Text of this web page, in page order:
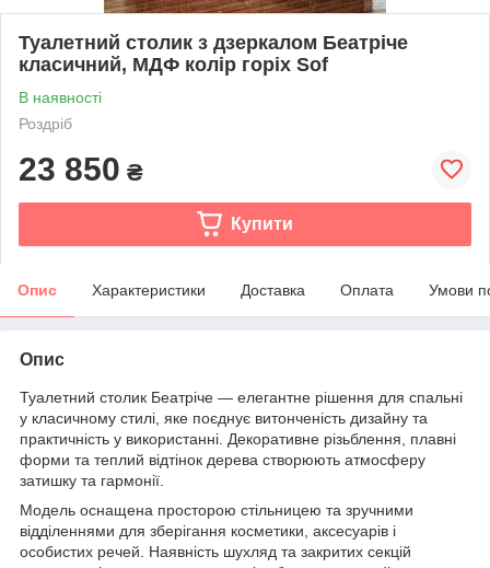
Туалетний столик з дзеркалом Беатріче
класичний, МДФ колір горіх Sof
В наявності
Роздріб
23 850 ₴
Купити
Опис Характеристики Доставка Оплата Умови
Опис
Туалетний столик Беатріче — елегантне рішення для спальні
у класичному стилі, яке поєднує витонченість дизайну та
практичність у використанні. Декоративне різьблення, плавні
форми та теплий відтінок дерева створюють атмосферу
затишку та гармонії.
Модель оснащена просторою стільницею та зручними
відділеннями для зберігання косметики, аксесуарів і
особистих речей. Наявність шухляд та закритих секцій